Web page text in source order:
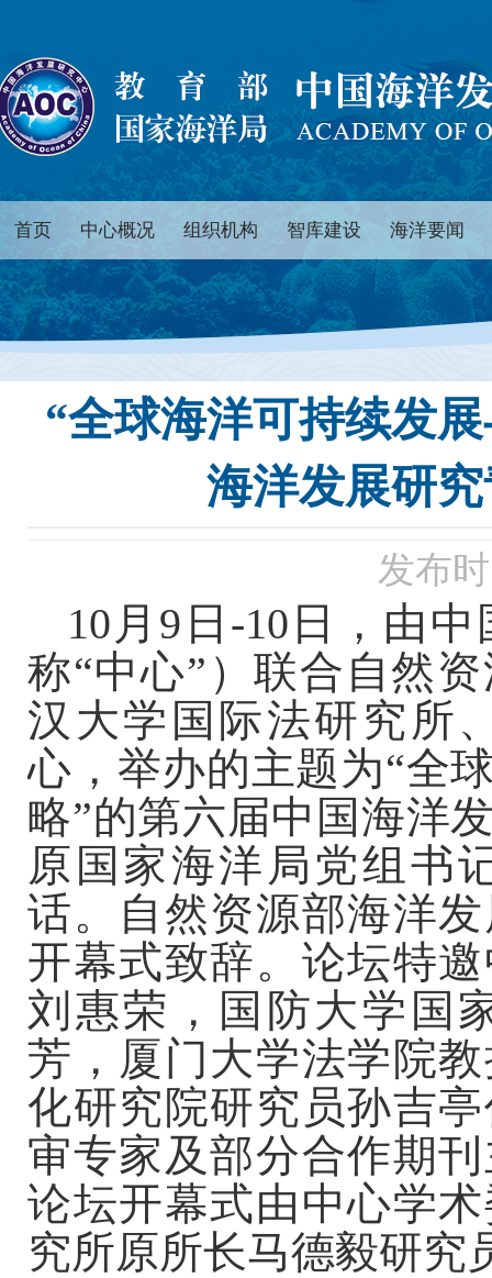
首页 中心概况 组织机构 智库建设 海洋要闻
“全球海洋可持续发
海洋发展研
发布
10月9日-10日，由
称“中心”）联合自然
汉大学国际法研究所
心，举办的主题为“全
略”的第六届中国海洋
原国家海洋局党组书
话。自然资源部海洋
开幕式致辞。论坛特
刘惠荣，国防大学国
芳，厦门大学法学院
化研究院研究员孙吉
审专家及部分合作期
论坛开幕式由中心学
究所原所长马德毅研究